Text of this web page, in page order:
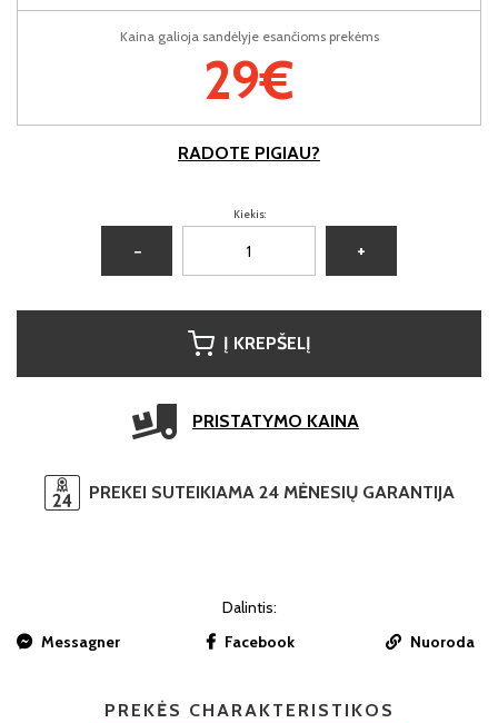
Kaina galioja sandėlyje esančioms prekėms
29€
RADOTE PIGIAU?
Kiekis:
− +
Į KREPŠELĮ
PRISTATYMO KAINA
PREKEI SUTEIKIAMA 24 MĖNESIŲ GARANTIJA
Dalintis:
Messagner
Facebook Nuoroda
PREKĖS CHARAKTERISTIKOS